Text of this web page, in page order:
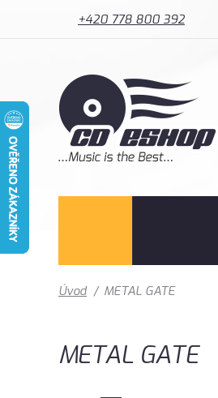
+420 778 800 392
Úvod / METAL GATE
METAL GATE